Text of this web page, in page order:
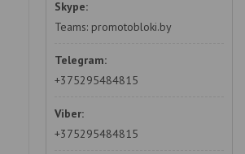
Teams: promotobloki.by
+375295484815
+375295484815